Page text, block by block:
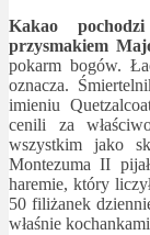
Kakao
przysmakiem
pokarm bogów.
oznacza.
imieniu
cenili za
wszystkim jako
Montezuma II
haremie, który
50 filiżanek
właśnie